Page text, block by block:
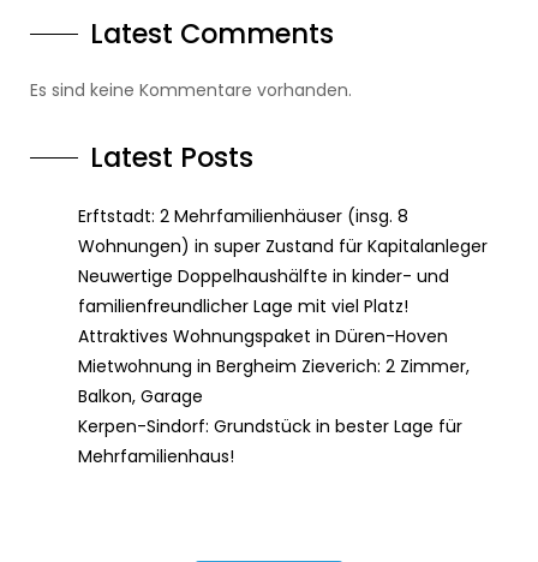
Latest Comments
Es sind keine Kommentare vorhanden.
Latest Posts
Erftstadt: 2 Mehrfamilienhäuser (insg. 8
Wohnungen) in super Zustand für Kapitalanleger
Neuwertige Doppelhaushälfte in kinder- und
familienfreundlicher Lage mit viel Platz!
Attraktives Wohnungspaket in Düren-Hoven
Mietwohnung in Bergheim Zieverich: 2 Zimmer,
Balkon, Garage
Kerpen-Sindorf: Grundstück in bester Lage für
Mehrfamilienhaus!